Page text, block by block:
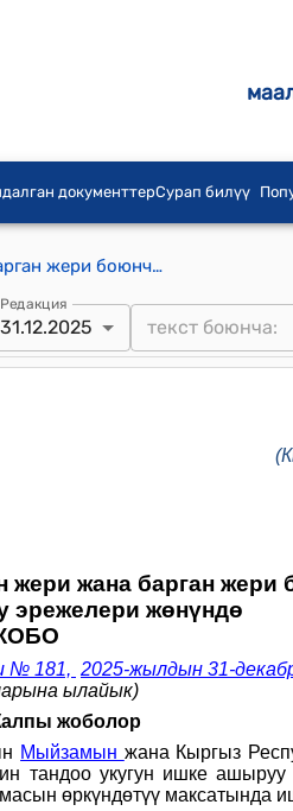
документтерСурап билүү
Кыргыз Республикасынын жарандарын жашаган жери жана барган жери боюнча каттоо жана каттоо эсебинен чыгаруу эрежелери жөнүндө ЖОБО
Редакция
31.12.2025